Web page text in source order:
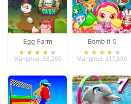
Egg Farm
Mängitud: 63,295
Bomb it 5
Mängitud: 217,830